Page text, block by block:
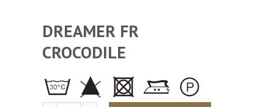
DREAMER FR
CROCODILE